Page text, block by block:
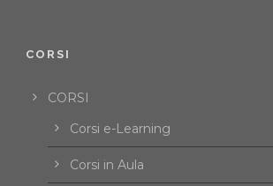
CORSI
CORSI
Corsi e-Learning
Corsi in Aula